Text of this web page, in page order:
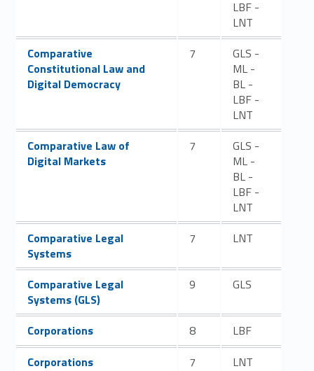
LBF -
LNT
Link identifier #identifier__24439-12
Comparative
Constitutional Law and
Digital Democracy
7
GLS -
ML -
BL -
LBF -
LNT
Link identifier #identifier__75963-13
Comparative Law of
Digital Markets
7
GLS -
ML -
BL -
LBF -
LNT
Link identifier #identifier__151963-14
Comparative Legal
Systems
7 LNT
Link identifier #identifier__87446-15
Comparative Legal
Systems (GLS)
9 GLS
Link identifier #identifier__85557-16
Corporations 8
LBF
Link identifier #identifier__66105-17
Corporations 7
LNT